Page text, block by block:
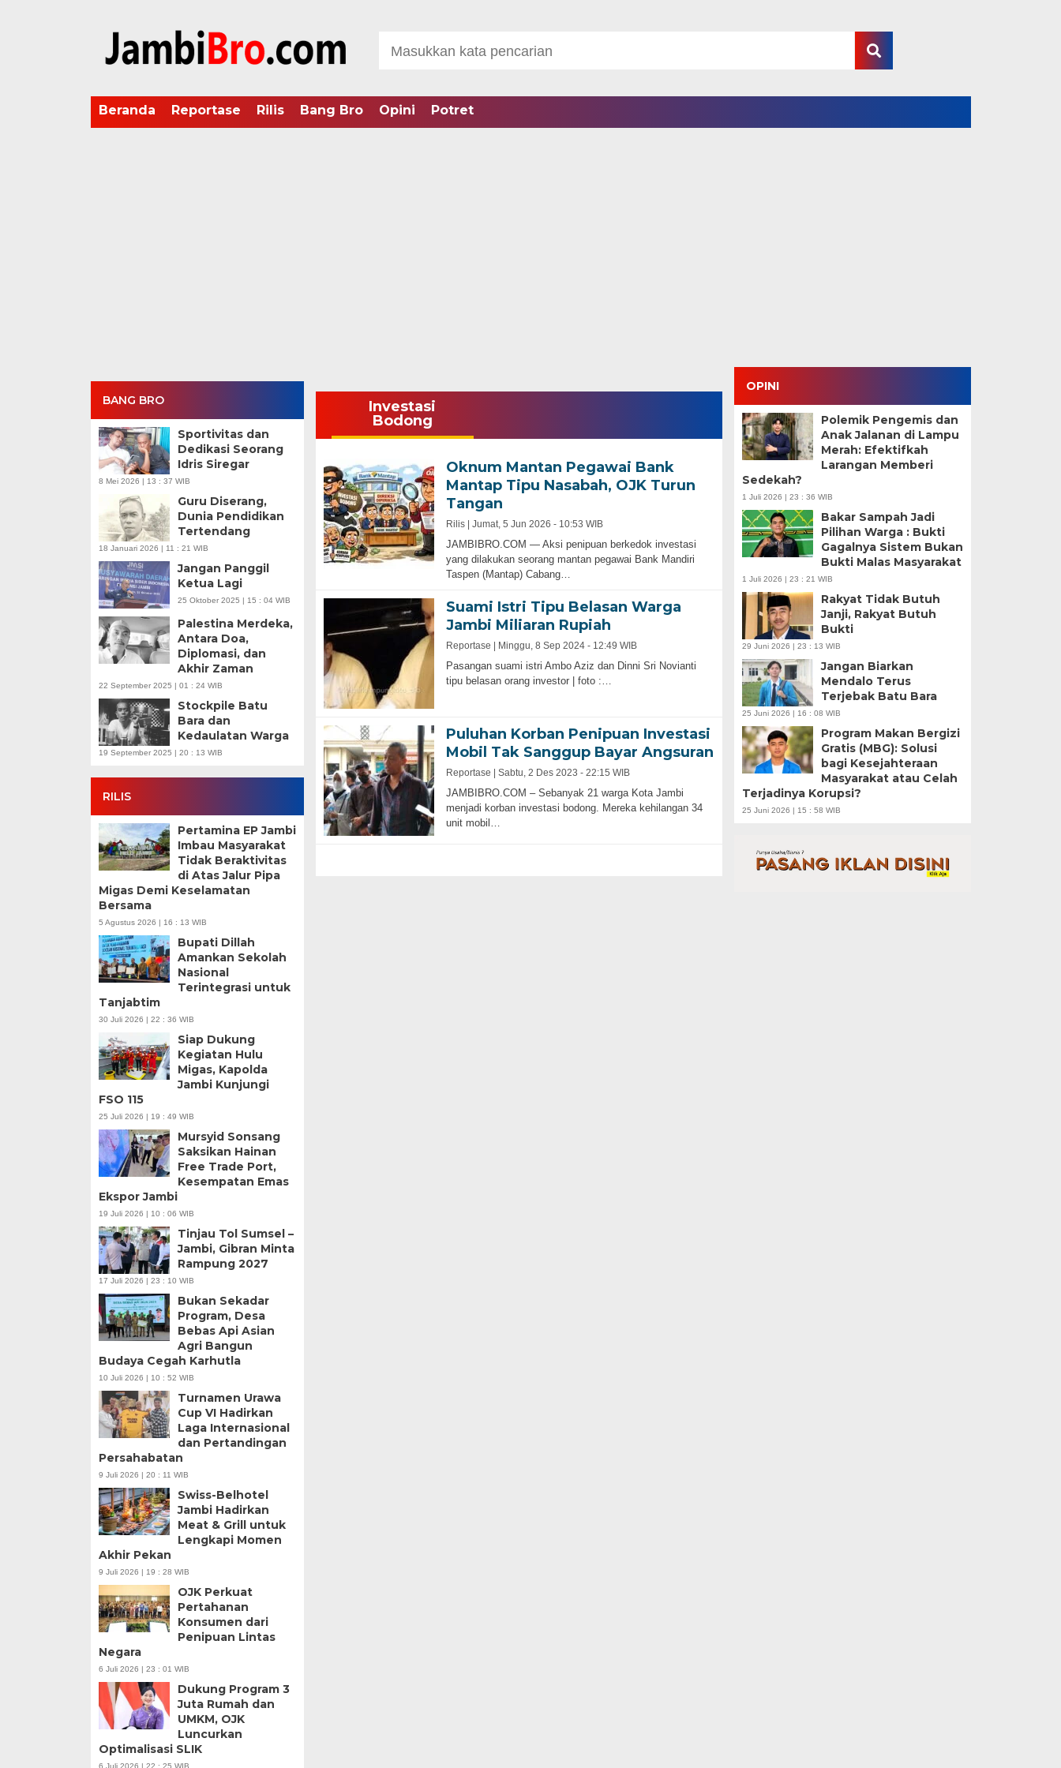
Beranda Reportase Rilis Bang Bro Opini Potret
BANG BRO
Sportivitas dan
Dedikasi Seorang
Idris Siregar
8 Mei 2026 | 13 : 37 WIB
Guru Diserang,
Dunia Pendidikan
Tertendang
18 Januari 2026 | 11 : 21 WIB
Jangan Panggil
Ketua Lagi
25 Oktober 2025 | 15 : 04 WIB
Palestina Merdeka,
Antara Doa,
Diplomasi, dan
Akhir Zaman
22 September 2025 | 01 : 24 WIB
Stockpile Batu
Bara dan
Kedaulatan Warga
19 September 2025 | 20 : 13 WIB
RILIS
Pertamina EP Jambi
Imbau Masyarakat
Tidak Beraktivitas
di Atas Jalur Pipa
Migas Demi Keselamatan
Bersama
5 Agustus 2026 | 16 : 13 WIB
Bupati Dillah
Amankan Sekolah
Nasional
Terintegrasi untuk
Tanjabtim
30 Juli 2026 | 22 : 36 WIB
Siap Dukung
Kegiatan Hulu
Migas, Kapolda
Jambi Kunjungi
FSO 115
25 Juli 2026 | 19 : 49 WIB
Mursyid Sonsang
Saksikan Hainan
Free Trade Port,
Kesempatan Emas
Ekspor Jambi
19 Juli 2026 | 10 : 06 WIB
Tinjau Tol Sumsel –
Jambi, Gibran Minta
Rampung 2027
17 Juli 2026 | 23 : 10 WIB
Bukan Sekadar
Program, Desa
Bebas Api Asian
Agri Bangun
Budaya Cegah Karhutla
10 Juli 2026 | 10 : 52 WIB
Turnamen Urawa
Cup VI Hadirkan
Laga Internasional
dan Pertandingan
Persahabatan
9 Juli 2026 | 20 : 11 WIB
Swiss-Belhotel
Jambi Hadirkan
Meat & Grill untuk
Lengkapi Momen
Akhir Pekan
9 Juli 2026 | 19 : 28 WIB
OJK Perkuat
Pertahanan
Konsumen dari
Penipuan Lintas
Negara
6 Juli 2026 | 23 : 01 WIB
Dukung Program 3
Juta Rumah dan
UMKM, OJK
Luncurkan
Optimalisasi SLIK
6 Juli 2026 | 22 : 25 WIB
Investasi
Bodong
Oknum Mantan Pegawai Bank
Mantap Tipu Nasabah, OJK Turun
Tangan
Rilis | Jumat, 5 Jun 2026 - 10:53 WIB
JAMBIBRO.COM — Aksi penipuan berkedok investasi
yang dilakukan seorang mantan pegawai Bank Mandiri
Taspen (Mantap) Cabang…
Suami Istri Tipu Belasan Warga
Jambi Miliaran Rupiah
Reportase | Minggu, 8 Sep 2024 - 12:49 WIB
Pasangan suami istri Ambo Aziz dan Dinni Sri Novianti
tipu belasan orang investor | foto :…
Puluhan Korban Penipuan Investasi
Mobil Tak Sanggup Bayar Angsuran
Reportase | Sabtu, 2 Des 2023 - 22:15 WIB
JAMBIBRO.COM – Sebanyak 21 warga Kota Jambi
menjadi korban investasi bodong. Mereka kehilangan 34
unit mobil…
OPINI
Polemik Pengemis dan
Anak Jalanan di Lampu
Merah: Efektifkah
Larangan Memberi
Sedekah?
1 Juli 2026 | 23 : 36 WIB
Bakar Sampah Jadi
Pilihan Warga : Bukti
Gagalnya Sistem Bukan
Bukti Malas Masyarakat
1 Juli 2026 | 23 : 21 WIB
Rakyat Tidak Butuh
Janji, Rakyat Butuh
Bukti
29 Juni 2026 | 23 : 13 WIB
Jangan Biarkan
Mendalo Terus
Terjebak Batu Bara
25 Juni 2026 | 16 : 08 WIB
Program Makan Bergizi
Gratis (MBG): Solusi
bagi Kesejahteraan
Masyarakat atau Celah
Terjadinya Korupsi?
25 Juni 2026 | 15 : 58 WIB